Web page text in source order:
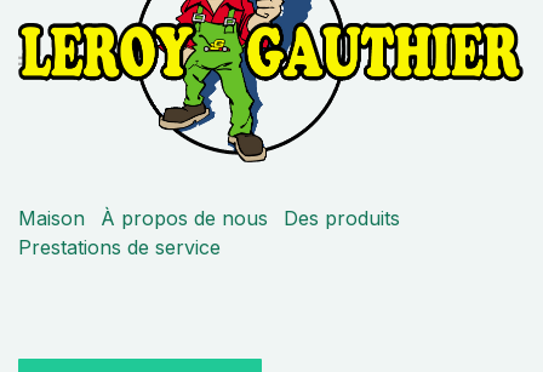
Maison À propos de nous
Des produits
Prestations de service